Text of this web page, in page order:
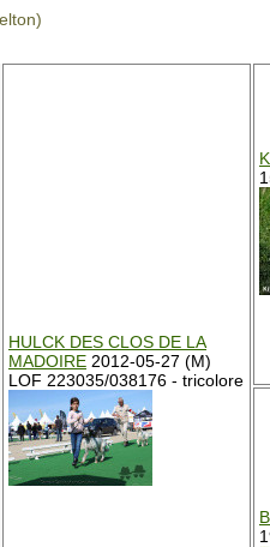
HULCK DES CLOS DE LA
MADOIRE 2012-05-27 (M)
LOF 223035/038176 - tricolore